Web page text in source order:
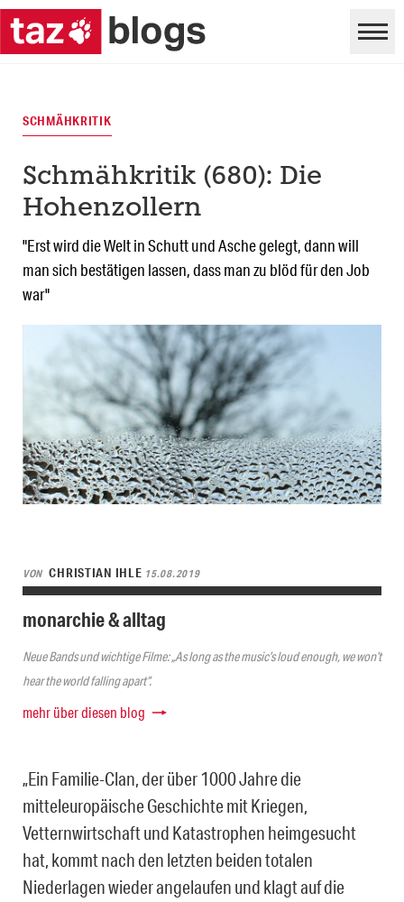
SCHMÄHKRITIK
Schmähkritik (680): Die
Hohenzollern
"Erst wird die Welt in Schutt und Asche gelegt, dann will
man sich bestätigen lassen, dass man zu blöd für den Job
war"
VON CHRISTIAN IHLE 15.08.2019
monarchie & alltag
Neue Bands und wichtige Filme: „As long as the music’s loud enough, we won’t
hear the world falling apart“.
mehr über diesen blog
„Ein Familie-Clan, der über 1000 Jahre die
mitteleuropäische Geschichte mit Kriegen,
Vetternwirtschaft und Katastrophen heimgesucht
hat, kommt nach den letzten beiden totalen
Niederlagen wieder angelaufen und klagt auf die